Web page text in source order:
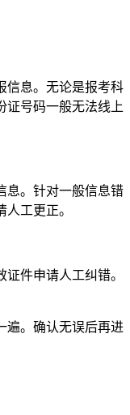
信息。无论是报考科
证号码一般无法线上
息。针对一般信息错
工更正。
件申请人工纠错。
遍。确认无误后再进